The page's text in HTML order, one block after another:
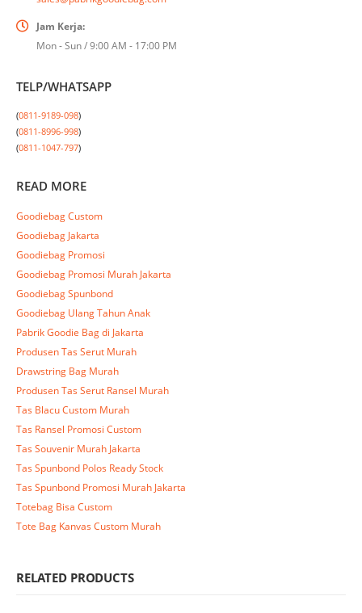
Jam Kerja:
Mon - Sun / 9:00 AM - 17:00 PM
TELP/WHATSAPP
(0811-9189-098)
(0811-8996-998)
(0811-1047-797)
READ MORE
Goodiebag Custom
Goodiebag Jakarta
Goodiebag Promosi
Goodiebag Promosi Murah Jakarta
Goodiebag Spunbond
Goodiebag Ulang Tahun Anak
Pabrik Goodie Bag di Jakarta
Produsen Tas Serut Murah
Drawstring Bag Murah
Produsen Tas Serut Ransel Murah
Tas Blacu Custom Murah
Tas Ransel Promosi Custom
Tas Souvenir Murah Jakarta
Tas Spunbond Polos Ready Stock
Tas Spunbond Promosi Murah Jakarta
Totebag Bisa Custom
Tote Bag Kanvas Custom Murah
RELATED PRODUCTS